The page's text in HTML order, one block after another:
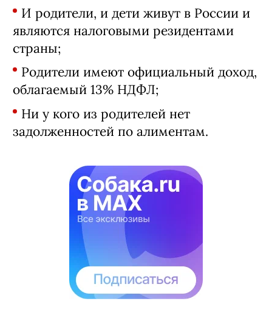
И родители, и дети живут в России и
являются налоговыми резидентами
страны;
Родители имеют официальный доход,
облагаемый 13% НДФЛ;
Ни у кого из родителей нет
задолженностей по алиментам.